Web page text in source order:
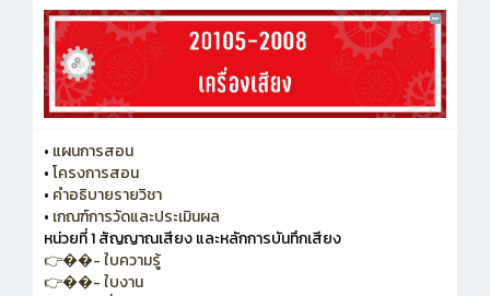
• แผนการสอน
•โครงการสอน
• คำอธิบายรายวิชา
• เกณฑ์การวัดและประเมินผล
หน่วยที่ 1 สัญญาณเสียง และหลักการบันทึกเสียง
👉��- ใบความรู้
👉��- ใบงาน